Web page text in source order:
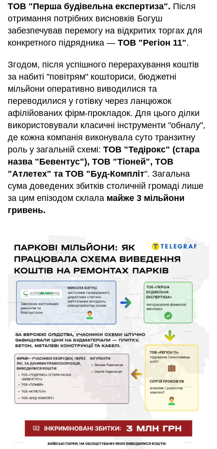
ТОВ "Перша будівельна експертиза". Після
отримання потрібних висновків Богуш
забезпечував перемогу на відкритих торгах для
конкретного підрядника — ТОВ "Регіон 11".
Згодом, після успішного перерахування коштів
за набиті "повітрям" кошториси, бюджетні
мільйони оперативно виводилися та
переводилися у готівку через ланцюжок
афілійованих фірм-прокладок. Для цього ділки
використовували класичні інструменти "обналу",
де кожна компанія виконувала суто транзитну
роль у загальній схемі: ТОВ "Тедірокс" (стара
назва "Бевентус"), ТОВ "Тіоней", ТОВ
"Атлетех" та ТОВ "Буд-Компліт". Загальна
сума доведених збитків столичній громаді лише
за цим епізодом склала майже 3 мільйони
гривень.